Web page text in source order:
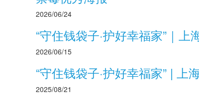
2026/06/24
“守住钱袋子·护好幸福家”｜
2026/06/15
“守住钱袋子·护好幸福家” |
2025/08/21